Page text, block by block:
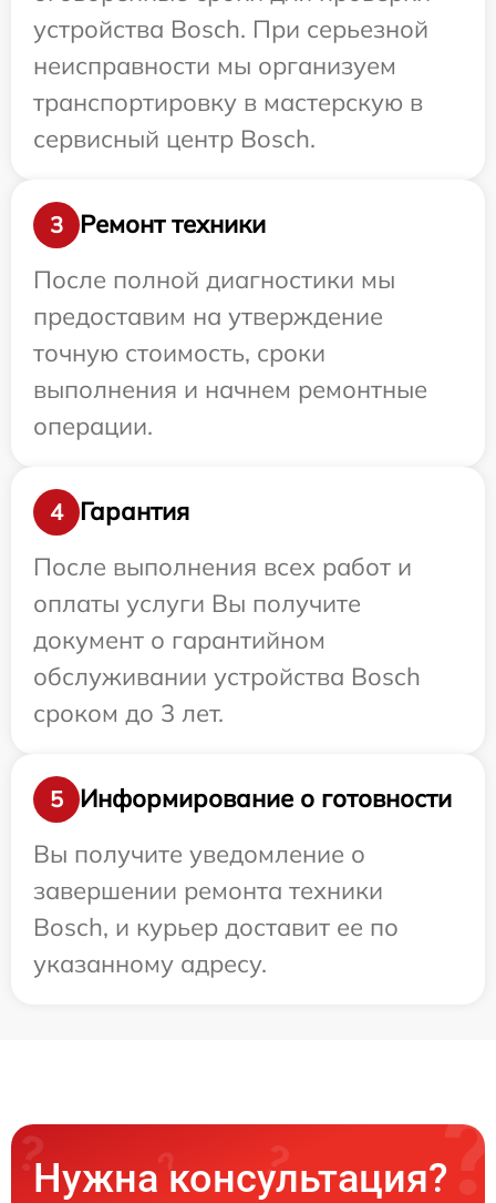
устройства Bosch. При серьезной
неисправности мы организуем
транспортировку в мастерскую в
сервисный центр Bosch.
3
Ремонт техники
После полной диагностики мы
предоставим на утверждение
точную стоимость, сроки
выполнения и начнем ремонтные
операции.
4
Гарантия
После выполнения всех работ и
оплаты услуги Вы получите
документ о гарантийном
обслуживании устройства Bosch
сроком до 3 лет.
5
Информирование о готовности
Вы получите уведомление о
завершении ремонта техники
Bosch, и курьер доставит ее по
указанному адресу.
Нужна консультация?